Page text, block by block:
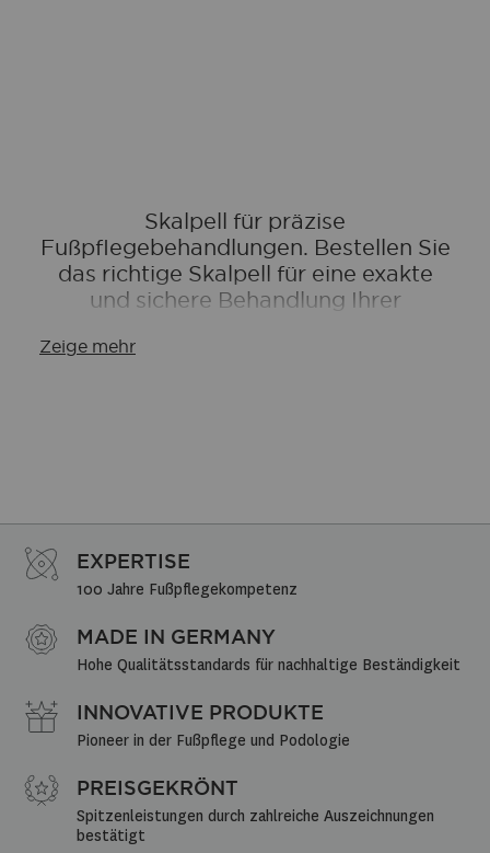
Skalpell für präzise
Fußpflegebehandlungen. Bestellen Sie
das richtige Skalpell für eine exakte
und sichere Behandlung Ihrer
Zeige mehr
EXPERTISE
100 Jahre Fußpflegekompetenz
MADE IN GERMANY
Hohe Qualitätsstandards für nachhaltige Beständigkeit
INNOVATIVE PRODUKTE
Pioneer in der Fußpflege und Podologie
PREISGEKRÖNT
Spitzenleistungen durch zahlreiche Auszeichnungen
bestätigt